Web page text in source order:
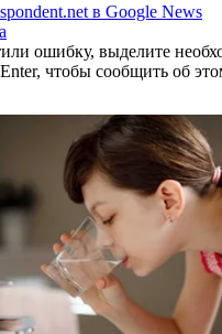
в Google News
ошибку, выделите
чтобы сообщить об